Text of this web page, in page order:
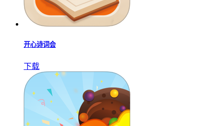
开心诗词会
下载